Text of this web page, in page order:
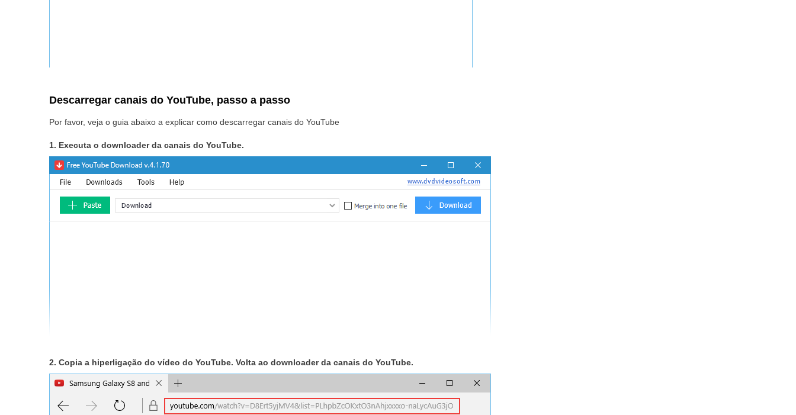
Descarregar canais do YouTube, passo a passo
Por favor, veja o guia abaixo a explicar como descarregar canais do YouTube
1. Executa o downloader da canais do YouTube.
2. Copia a hiperligação do vídeo do YouTube. Volta ao downloader da canais do YouTube.